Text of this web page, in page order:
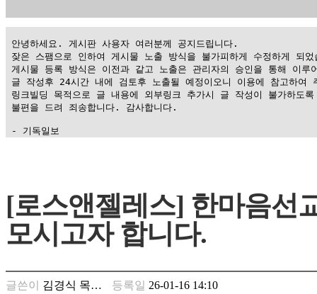
안녕하세요. 게시판 사용자 여러분께 공지드립니다.
잦은 스팸으로 인하여 게시물 노출 방식을 불가피하게 수정하게 되었
게시물 등록 방식은 이전과 같고 노출은 관리자의 승인을 통해 이루
글 작성후 24시간 내에 검토후 노출될 예정이오니 이용에 참고하여
링크빌딩 목적으로 글 내용에 외부링크 추가시 글 작성이 불가하도
불편을 드려 죄송합니다. 감사합니다.
- 기독일보
남
찾
기
은
링
크
[로스앤젤레스] 한마음선
모시고자 합니다.
글쓴이 김경식 목… 등록일 26-01-16 14:10